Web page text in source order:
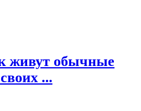
живут обычные
...